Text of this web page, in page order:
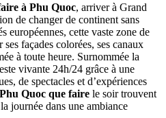
à Phu Quoc, arriver à Grand
de changer de continent sans
européennes, cette vaste zone de
façades colorées, ses canaux
à toute heure. Surnommée la
vivante 24h/24 grâce à une
de spectacles et d’expériences
Phu Quoc que faire le soir trouvent
journée dans une ambiance